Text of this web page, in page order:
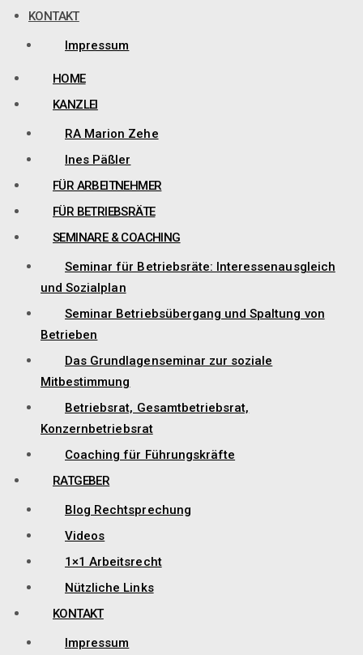
KONTAKT
Impressum
HOME
KANZLEI
RA Marion Zehe
Ines Päßler
FÜR ARBEITNEHMER
FÜR BETRIEBSRÄTE
SEMINARE & COACHING
Seminar für Betriebsräte: Interessenausgleich
und Sozialplan
Seminar Betriebsübergang und Spaltung von
Betrieben
Das Grundlagenseminar zur soziale
Mitbestimmung
Betriebsrat, Gesamtbetriebsrat,
Konzernbetriebsrat
Coaching für Führungskräfte
RATGEBER
Blog Rechtsprechung
Videos
1×1 Arbeitsrecht
Nützliche Links
KONTAKT
Impressum